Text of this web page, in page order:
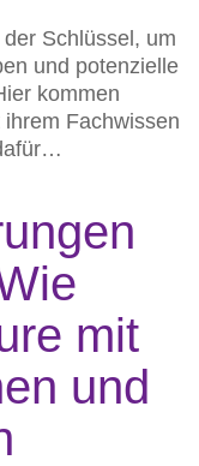
Schlüssel, um
und potenzielle
kommen
Fachwissen
mit
und